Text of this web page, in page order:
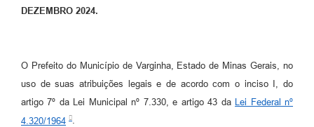
DEZEMBRO 2024.
O Prefeito do Município de Varginha, Estado de Minas Gerais, no
uso de suas atribuições legais e de acordo com o inciso I, do
artigo 7º da Lei Municipal nº 7.330, e artigo 43 da Lei Federal nº
4.320/1964
.